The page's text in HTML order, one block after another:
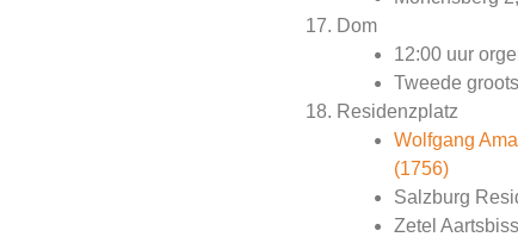
Dom
12:00 uur
Tweede
Residenzplatz
Wolfgang
(1756)
Salzburg
Zetel